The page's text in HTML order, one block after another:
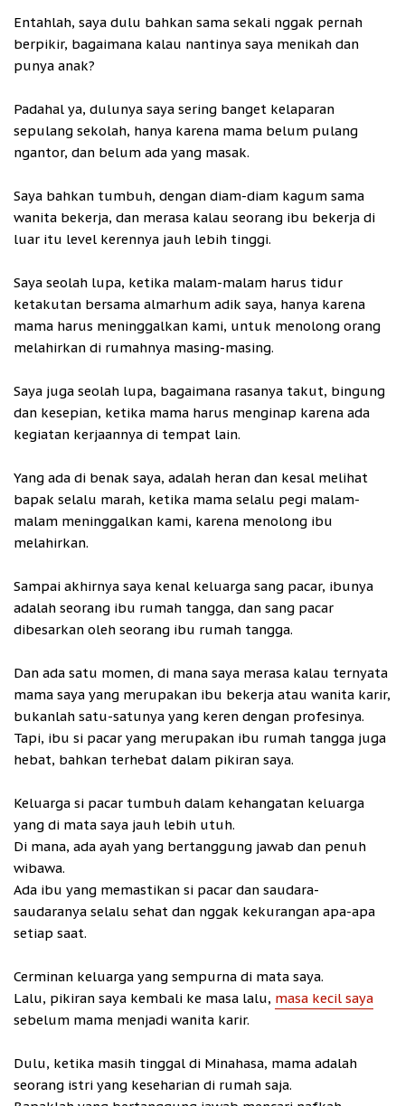
Entahlah, saya dulu bahkan sama sekali nggak pernah
berpikir, bagaimana kalau nantinya saya menikah dan
punya anak?
Padahal ya, dulunya saya sering banget kelaparan
sepulang sekolah, hanya karena mama belum pulang
ngantor, dan belum ada yang masak.
Saya bahkan tumbuh, dengan diam-diam kagum sama
wanita bekerja, dan merasa kalau seorang ibu bekerja di
luar itu level kerennya jauh lebih tinggi.
Saya seolah lupa, ketika malam-malam harus tidur
ketakutan bersama almarhum adik saya, hanya karena
mama harus meninggalkan kami, untuk menolong orang
melahirkan di rumahnya masing-masing.
Saya juga seolah lupa, bagaimana rasanya takut, bingung
dan kesepian, ketika mama harus menginap karena ada
kegiatan kerjaannya di tempat lain.
Yang ada di benak saya, adalah heran dan kesal melihat
bapak selalu marah, ketika mama selalu pegi malam-
malam meninggalkan kami, karena menolong ibu
melahirkan.
Sampai akhirnya saya kenal keluarga sang pacar, ibunya
adalah seorang ibu rumah tangga, dan sang pacar
dibesarkan oleh seorang ibu rumah tangga.
Dan ada satu momen, di mana saya merasa kalau ternyata
mama saya yang merupakan ibu bekerja atau wanita karir,
bukanlah satu-satunya yang keren dengan profesinya.
Tapi, ibu si pacar yang merupakan ibu rumah tangga juga
hebat, bahkan terhebat dalam pikiran saya.
Keluarga si pacar tumbuh dalam kehangatan keluarga
yang di mata saya jauh lebih utuh.
Di mana, ada ayah yang bertanggung jawab dan penuh
wibawa.
Ada ibu yang memastikan si pacar dan saudara-
saudaranya selalu sehat dan nggak kekurangan apa-apa
setiap saat.
Cerminan keluarga yang sempurna di mata saya.
Lalu, pikiran saya kembali ke masa lalu, masa kecil saya
sebelum mama menjadi wanita karir.
Dulu, ketika masih tinggal di Minahasa, mama adalah
seorang istri yang keseharian di rumah saja.